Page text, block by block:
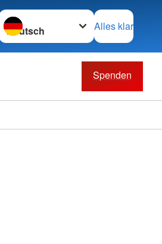
wechseln zu
Alles klar
Spenden